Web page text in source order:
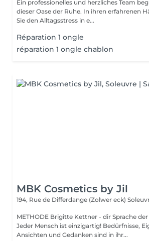
Ein professionelles und herzliches Team
dieser Oase der Ruhe. In ihren erfahrenen
Sie den Alltagsstress in e...
Réparation 1 ongle
réparation 1 ongle chablon
MBK Cosmetics by Jil
194, Rue de Differdange (Zolwer eck)
METHODE Brigitte Kettner - dir Sprache
Jeder Mensch ist einzigartig! Bedürfnisse,
Ansichten und Gedanken sind in ihr...